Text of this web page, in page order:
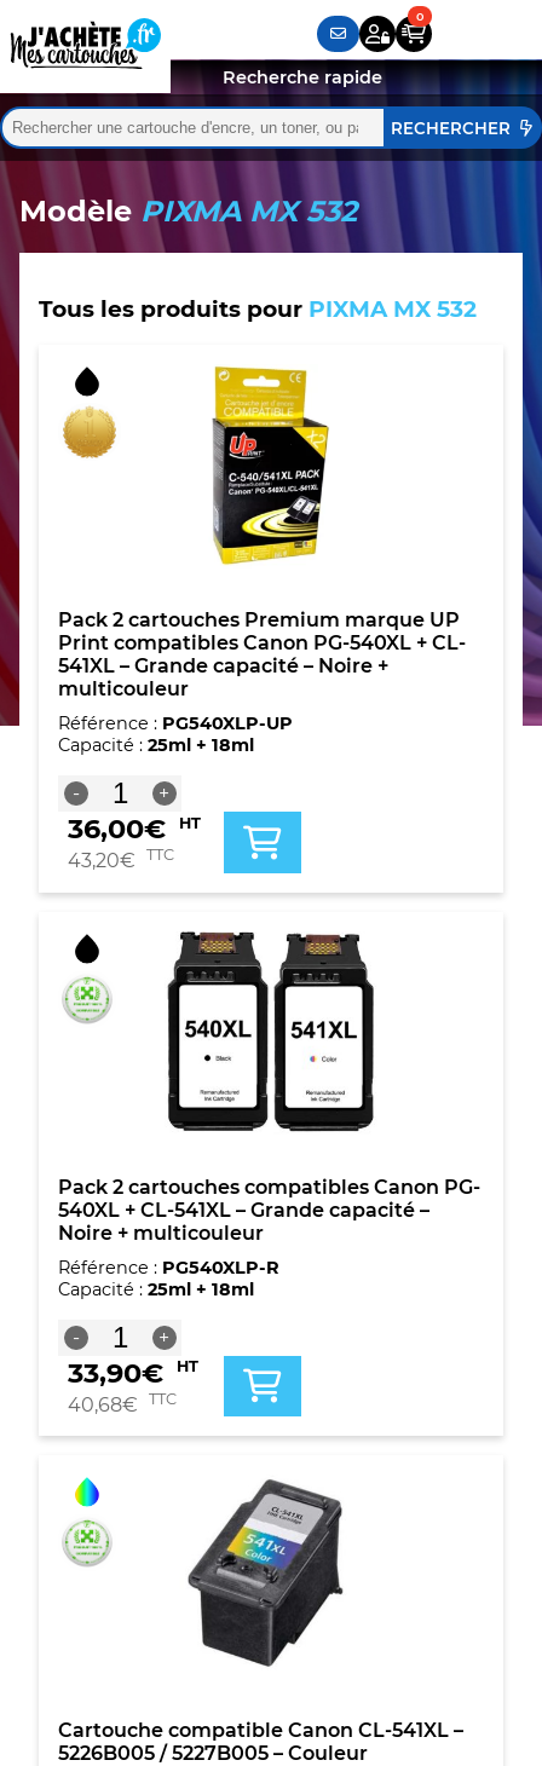
Rechercher :
Quand les résultats de l'auto-complétion sont
Recherche rapide
Modèle PIXMA MX 532
Tous les produits pour PIXMA MX 532
Pack 2 cartouches Premium marque UP
Print compatibles Canon PG-540XL + CL-
541XL – Grande capacité – Noire +
multicouleur
Référence : PG540XLP-UP
Capacité : 25ml + 18ml
-
quantité
de
Pack
2
Premium
UP
Print
compatibles
Canon
Grande
capacité
-
Noire
+
multicouleur
+
36,00€ HT
43,20€ TTC
Pack 2 cartouches compatibles Canon PG-
540XL + CL-541XL – Grande capacité –
Noire + multicouleur
Référence : PG540XLP-R
Capacité : 25ml + 18ml
-
quantité
de
Pack
2
cartouches
compatibles
PG-
540XL
+
CL-
+
multicouleur
+
33,90€ HT
40,68€ TTC
Cartouche compatible Canon CL-541XL –
5226B005 / 5227B005 – Couleur